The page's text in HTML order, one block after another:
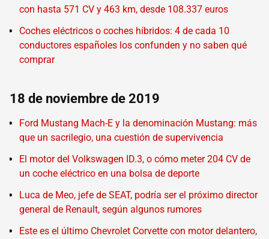
con hasta 571 CV y 463 km, desde 108.337 euros
Coches eléctricos o coches híbridos: 4 de cada 10
conductores españoles los confunden y no saben qué
comprar
18 de noviembre de 2019
Ford Mustang Mach-E y la denominación Mustang: más
que un sacrilegio, una cuestión de supervivencia
El motor del Volkswagen ID.3, o cómo meter 204 CV de
un coche eléctrico en una bolsa de deporte
Luca de Meo, jefe de SEAT, podría ser el próximo director
general de Renault, según algunos rumores
Este es el último Chevrolet Corvette con motor delantero,